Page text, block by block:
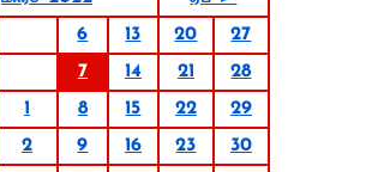
6 13 20
27
7 14 21
28
1 8 15 22
29
2 9 16 23
30